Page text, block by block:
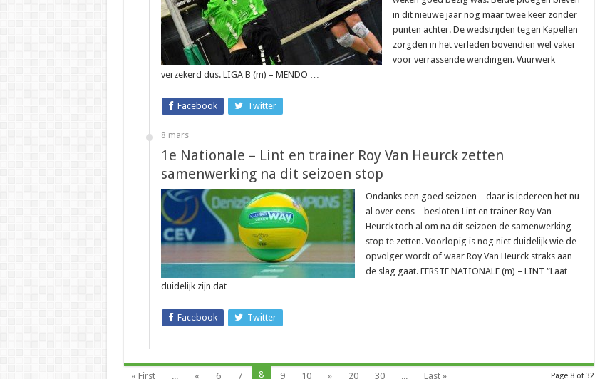
in dit nieuwe jaar nog maar twee keer zonder
punten achter. De wedstrijden tegen Kapellen
zorgden in het verleden bovendien wel vaker
voor verrassende wendingen. Vuurwerk
verzekerd dus. LIGA B (m) – MENDO …
Facebook Twitter
8 mars
1e Nationale – Lint en trainer Roy Van Heurck zetten
samenwerking na dit seizoen stop
Ondanks een goed seizoen – daar is iedereen het nu
al over eens – besloten Lint en trainer Roy Van
Heurck toch al om na dit seizoen de samenwerking
stop te zetten. Voorlopig is nog niet duidelijk wie de
opvolger wordt of waar Roy Van Heurck straks aan
de slag gaat. EERSTE NATIONALE (m) – LINT “Laat
duidelijk zijn dat …
Facebook Twitter
Page 8 of 32
« First ... « 6 7 8 9 10 » 20 30 ... Last »